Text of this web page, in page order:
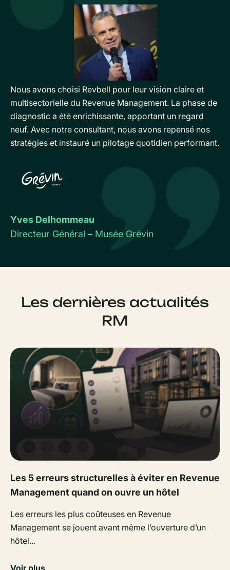
Nous avons choisi Revbell pour leur vision claire et
multisectorielle du Revenue Management. La phase de
diagnostic a été enrichissante, apportant un regard
neuf. Avec notre consultant, nous avons repensé nos
stratégies et instauré un pilotage quotidien performant.
Yves Delhommeau
Directeur Général – Musée Grévin
Les dernières actualités
RM
Les 5 erreurs structurelles à éviter en Revenue
Management quand on ouvre un hôtel
Les erreurs les plus coûteuses en Revenue
Management se jouent avant même l’ouverture d’un
hôtel...
Voir plus